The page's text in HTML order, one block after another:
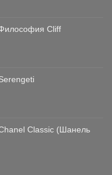
Cliff
Classic (Шанель